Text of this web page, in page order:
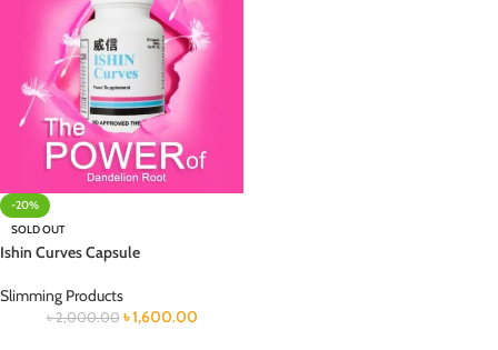
-20%
SOLD OUT
Ishin Curves Capsule
Slimming Products
৳2,000.00 ৳1,600.00